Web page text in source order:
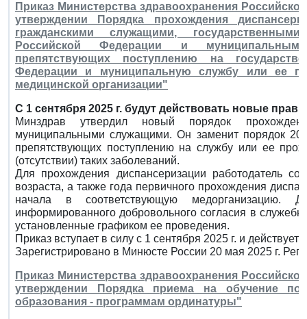
Приказ Министерства здравоохранения
утверждении Порядка прохождения
гражданскими служащими,
Российской Федерации и
препятствующих поступлению на
Федерации и муниципальную службу или ее
медицинской организации"
С 1 сентября 2025 г. будут действовать новые
Минздрав утвердил новый порядок
муниципальными служащими. Он заменит порядок
препятствующих поступлению на службу или ее
(отсутствии) таких заболеваний.
Для прохождения диспансеризации работодатель
возраста, а также года первичного прохождения
начала в соответствующую медорганизацию.
информированного добровольного согласия в
установленные графиком ее проведения.
Приказ вступает в силу с 1 сентября 2025 г. и действует
Зарегистрировано в Минюсте России 20 мая 2025 г.
Приказ Министерства здравоохранения
утверждении Порядка приема на обучение
образования - программам ординатуры"